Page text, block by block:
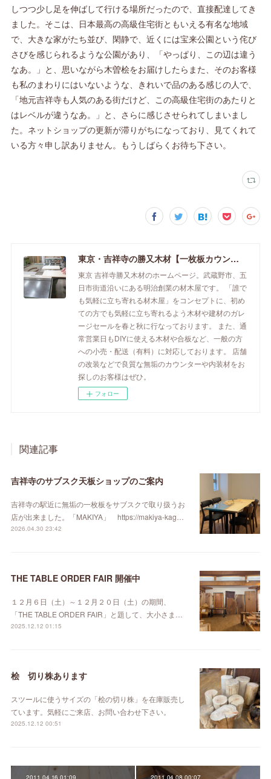
しつつ少し足を伸ばして行ける場所だったので、直接配達してき
ました。そこは、日本最高の高級住宅街ともいえる有名な地域
で、大きな家がたち並び、閑静で、近くには宝来公園という侘び
さびを感じられるような公園があり、「やっぱり、この辺は違う
なあ。」と、思いながら木曽桧をお届けしたらまた、そのお客様
も私のまわりにはいないような、きれいで品のある感じの人で、
「地元吉祥寺も人気のある街だけど、この高級住宅街のあたりと
はレベルが違うなあ。」と、さらに感じさせられてしまいまし
た。ネットショップの更新が滞りがちになっており、見てくれて
いる方々申し訳ありません。もうしばらくお待ち下さい。
東京・吉祥寺の勝又木材【一枚板カウンター】
東京 吉祥寺勝又木材のホームページ。武蔵野市、五
日市街道沿いにある明治創業の材木屋です。 「誰で
も気軽に立ち寄れる材木屋」をコンセプトに、初め
ての方でも気軽に立ち寄れるよう木材や建材のガレ
ージセールを春と秋に行なっております。 また、通
常営業日もDIYに使える木材や合板など、一般の方
への小売・配送（有料）に対応しております。 店舗
の改装などで良質な無垢のカウンターや内装材をお
探しのお客様はぜひ。
フォロー
関連記事
吉祥寺のサブスク天板ショップのご案内
吉祥寺の駅近に無垢の一枚板をサブスクで取り扱うお
店が出来ました。「MAKIYA」 https://makiya-kag…
2026.04.30 23:42
THE TABLE ORDER FAIR 開催中
１２月６日（土）～１２月２０日（土）の期間、
「THE TABLE ORDER FAIR」と題して、大小さま…
2025.12.12 01:15
桧 切り株あります
スツールに使うサイズの「桧の切り株」を在庫販売し
ています。気軽にご来店、お問い合わせ下さい。
2025.12.12 00:51
2011.04.16 01:09 2011.04.08 00:07